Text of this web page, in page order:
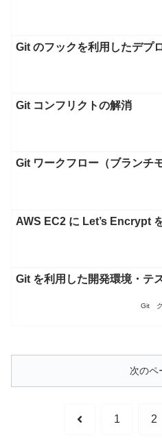
Git のフックを利用したデプ
Git コンフリクトの解消
Git ワークフロー（ブランチ
AWS EC2 に Let’s Encrypt
Git を利用した開発環境・テ
Git
次のペ
前 1 2